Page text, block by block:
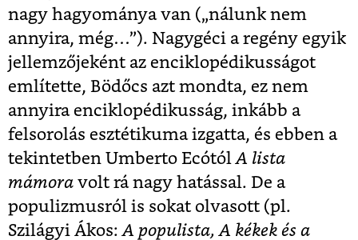
nagy hagyománya van („nálunk nem
annyira, még…”). Nagygéci a regény egyik
jellemzőjeként az enciklopédikusságot
említette, Bödőcs azt mondta, ez nem
annyira enciklopédikusság, inkább a
felsorolás esztétikuma izgatta, és ebben a
tekintetben Umberto Ecótól A lista
mámora volt rá nagy hatással. De a
populizmusról is sokat olvasott (pl.
Szilágyi Ákos: A populista, A kékek és a